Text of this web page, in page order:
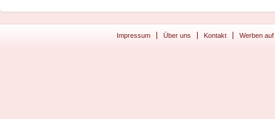
Impressum Über uns Kontakt Werben